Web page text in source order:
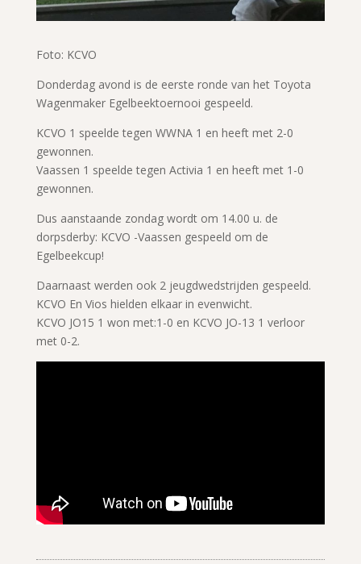
Foto: KCVO
Donderdag avond is de eerste ronde van het Toyota
Wagenmaker Egelbeektoernooi gespeeld.
KCVO 1 speelde tegen WWNA 1 en heeft met 2-0
gewonnen.
Vaassen 1 speelde tegen Activia 1 en heeft met 1-0
gewonnen.
Dus aanstaande zondag wordt om 14.00 u. de
dorpsderby: KCVO -Vaassen gespeeld om de
Egelbeekcup!
Daarnaast werden ook 2 jeugdwedstrijden gespeeld.
KCVO En Vios hielden elkaar in evenwicht.
KCVO JO15 1 won met:1-0 en KCVO JO-13 1 verloor
met 0-2.